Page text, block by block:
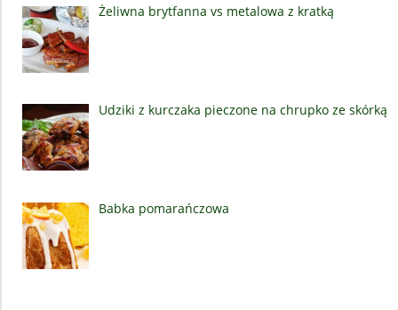
Żeliwna brytfanna vs metalowa z kratką
Udziki z kurczaka pieczone na chrupko ze skórką
Babka pomarańczowa